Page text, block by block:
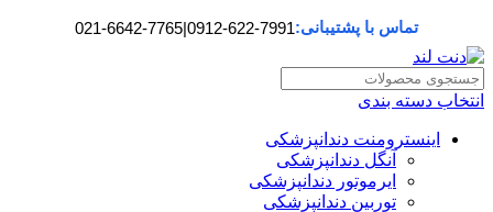
تماس با پشتیبانی:0912-622-7991
|
021-6642-7765
انتخاب دسته بندی
اینسترومنت دندانپزشکی
آنگل دندانپزشکی
ایرموتور دندانپزشکی
توربین دندانپزشکی